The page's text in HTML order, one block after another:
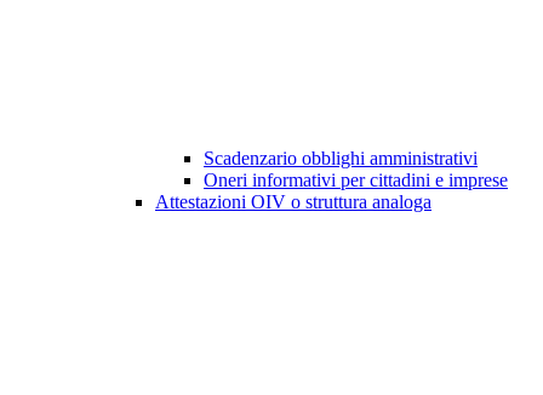
Scadenzario obblighi amministrativi
Oneri informativi per cittadini e imprese
Attestazioni OIV o struttura analoga